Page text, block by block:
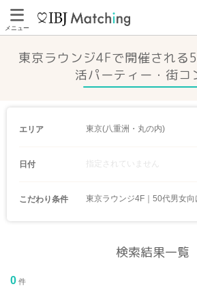
メニュー
東京ラウンジ4Fで開催される
活パーティー・街コ
エリア 東京(八重洲・丸の内)
日付 指定されていません
こだわり条件 東京ラウンジ4F｜50代男女向
検索結果一覧
0 件